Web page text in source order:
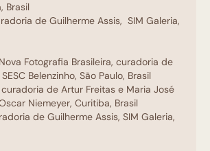
Brasil
de Guilherme Assis, SIM Galeria,
Fotografia Brasileira, curadoria de
Belenzinho, São Paulo, Brasil
curadoria de Artur Freitas e Maria José
Niemeyer, Curitiba, Brasil
de Guilherme Assis, SIM Galeria,